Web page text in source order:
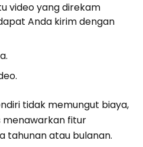
video yang direkam
Anda kirim dengan
tidak memungut biaya,
menawarkan fitur
tahunan atau bulanan.